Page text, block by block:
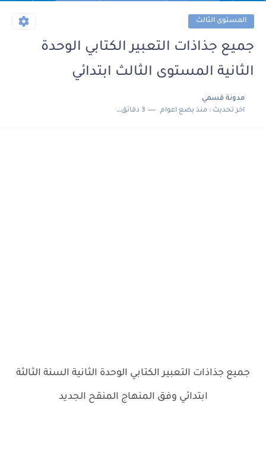
المستوى الثالث
جميع جذاذات التعبير الكتابي الوحدة
الثانية المستوى الثالث ابتدائي
مدونة قسمي
اخر تحديث :منذ بضع اعوام 3 دقائق للقراءة
جميع جذاذات التعبير الكتابي الوحدة الثانية السنة الثالثة
ابتدائي وفق المنهاج المنقح الجديد